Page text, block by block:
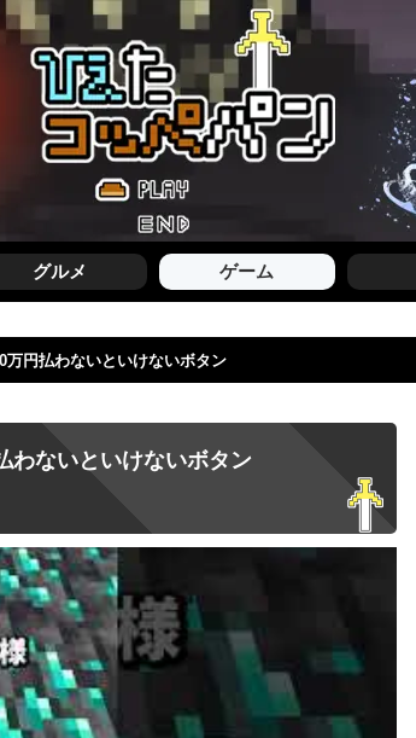
グルメ ゲーム
万円払わないといけないボタン
わないといけないボタン